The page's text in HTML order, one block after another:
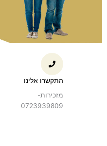
התקשרו אלינו
מזכירות-
0723939809